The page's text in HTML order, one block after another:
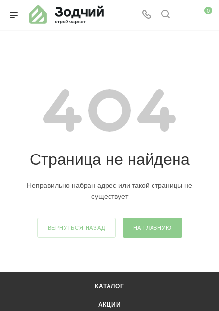
0
Страница не найдена
Неправильно набран адрес или такой страницы не
существует
ВЕРНУТЬСЯ НАЗАД НА ГЛАВНУЮ
КАТАЛОГ
АКЦИИ